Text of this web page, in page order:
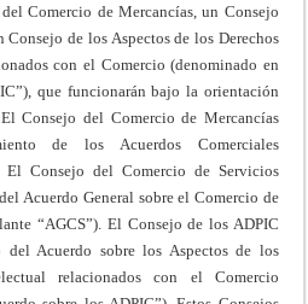
Comercio de Mercancías, un Consejo
de los Aspectos de los Derechos
con el Comercio (denominado en
que funcionarán bajo la orientación
Consejo del Comercio de Mercancías
de los Acuerdos Comerciales
Consejo del Comercio de Servicios
Acuerdo General sobre el Comercio de
“AGCS”). El Consejo de los ADPIC
del Acuerdo sobre los Aspectos de los
relacionados con el Comercio